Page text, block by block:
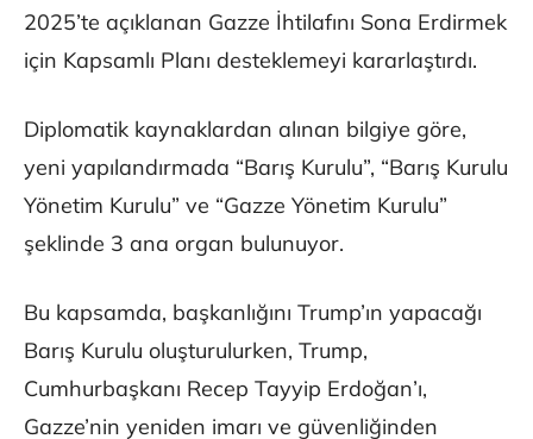
2025’te açıklanan Gazze İhtilafını Sona Erdirmek
için Kapsamlı Planı desteklemeyi kararlaştırdı.
Diplomatik kaynaklardan alınan bilgiye göre,
yeni yapılandırmada “Barış Kurulu”, “Barış Kurulu
Yönetim Kurulu” ve “Gazze Yönetim Kurulu”
şeklinde 3 ana organ bulunuyor.
Bu kapsamda, başkanlığını Trump’ın yapacağı
Barış Kurulu oluşturulurken, Trump,
Cumhurbaşkanı Recep Tayyip Erdoğan’ı,
Gazze’nin yeniden imarı ve güvenliğinden